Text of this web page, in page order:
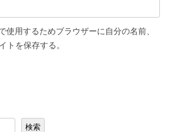
使用するためブラウザーに自分の名前、
トを保存する。
検索